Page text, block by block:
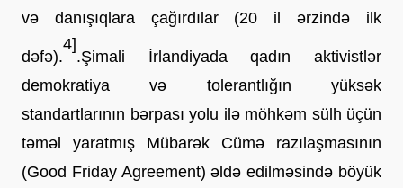
və danışıqlara çağırdılar (20 il ərzində ilk
dəfə).
4]
.Şimali İrlandiyada qadın aktivistlər
demokratiya və tolerantlığın yüksək
standartlarının bərpası yolu ilə möhkəm sülh üçün
təməl yaratmış Mübarək Cümə razılaşmasının
(Good Friday Agreement) əldə edilməsində böyük